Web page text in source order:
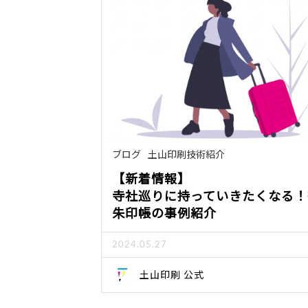
ブログ 土山印刷技術紹介
【新着情報】
寺社巡りに持っていきたくなる
朱印帳の事例紹介
2024.05.27
土山印刷 公式